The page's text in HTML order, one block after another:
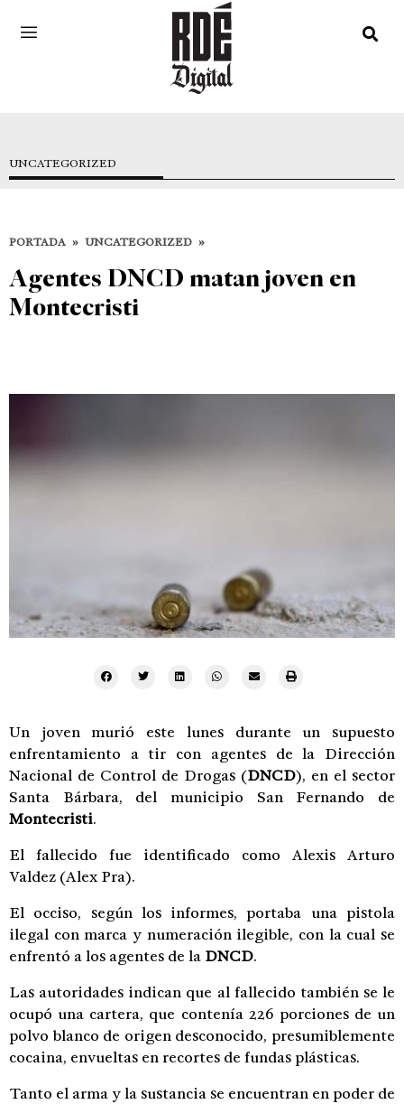
UNCATEGORIZED
PORTADA » UNCATEGORIZED »
Agentes DNCD matan joven en
Montecristi
Un joven murió este lunes durante un supuesto
enfrentamiento a tir con agentes de la Dirección
Nacional de Control de Drogas (DNCD), en el sector
Santa Bárbara, del municipio San Fernando de
Montecristi.
El fallecido fue identificado como Alexis Arturo
Valdez (Alex Pra).
El occiso, según los informes, portaba una pistola
ilegal con marca y numeración ilegible, con la cual se
enfrentó a los agentes de la DNCD.
Las autoridades indican que al fallecido también se le
ocupó una cartera, que contenía 226 porciones de un
polvo blanco de origen desconocido, presumiblemente
cocaina, envueltas en recortes de fundas plásticas.
Tanto el arma y la sustancia se encuentran en poder de